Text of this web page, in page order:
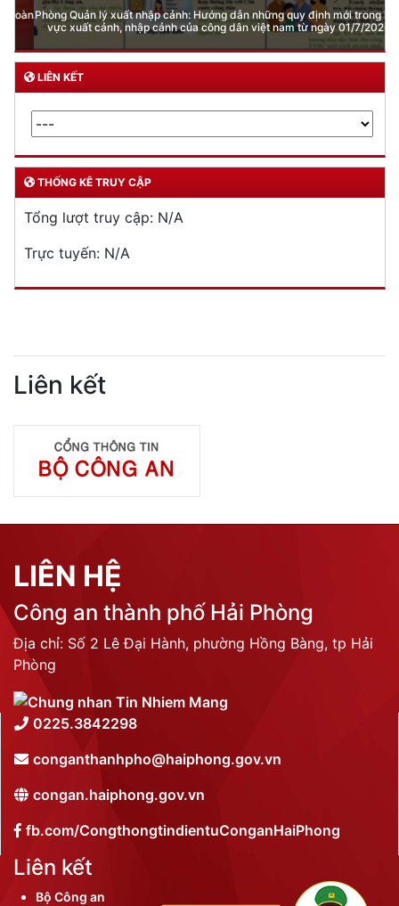
Phòng Quản lý xuất nhập cảnh: Hướng dẫn những quy định mới trong lĩnh
vực xuất cảnh, nhập cảnh của công dân việt nam từ ngày 01/7/2026
LIÊN KẾT
THỐNG KÊ TRUY CẬP
Tổng lượt truy cập: N/A
Trực tuyến: N/A
Liên kết
LIÊN HỆ
Công an thành phố Hải Phòng
Địa chỉ: Số 2 Lê Đại Hành, phường Hồng Bàng, tp Hải
Phòng
0225.3842298
conganthanhpho@haiphong.gov.vn
congan.haiphong.gov.vn
fb.com/CongthongtindientuConganHaiPhong
Liên kết
Bộ Công an